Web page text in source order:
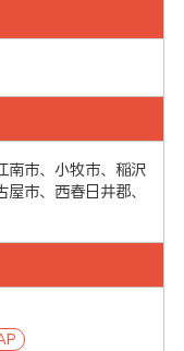
南市、小牧市、稲沢
市、西春日井郡、